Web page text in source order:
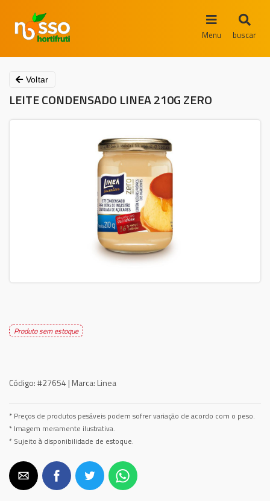
Menu buscar
Voltar
LEITE CONDENSADO LINEA 210G ZERO
Produto sem estoque
Código:#27654 | Marca: Linea
* Preços de produtos pesáveis podem sofrer variação de acordo com o peso.
* Imagem meramente ilustrativa.
* Sujeito à disponibilidade de estoque.